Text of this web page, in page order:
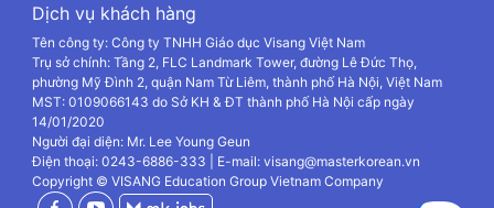
Dịch vụ khách hàng
Tên công ty: Công ty TNHH Giáo dục Visang Việt Nam
Trụ sở chính: Tầng 2, FLC Landmark Tower, đường Lê Đức Thọ,
phường Mỹ Đình 2, quận Nam Từ Liêm, thành phố Hà Nội, Việt Nam
MST: 0109066143 do Sở KH & ĐT thành phố Hà Nội cấp ngày
14/01/2020
Người đại diện: Mr. Lee Young Geun
Điện thoại: 0243-6886-333 | E-mail: visang@masterkorean.vn
Copyright © VISANG Education Group Vietnam Company